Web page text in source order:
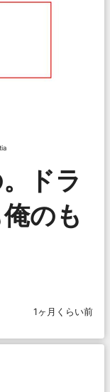
ドラ
のも
1ヶ月くらい前